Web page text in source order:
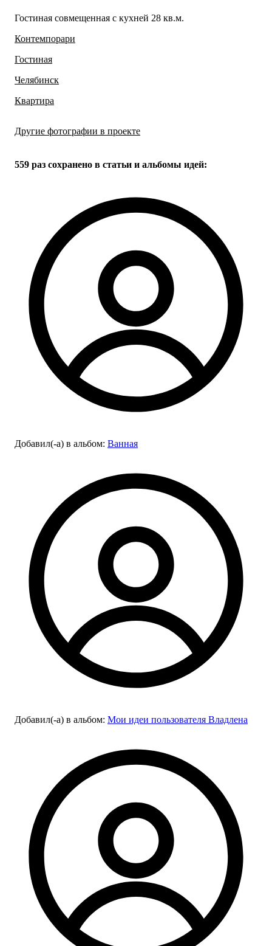
Гостиная совмещенная с кухней 28 кв.м.
Контемпорари
Гостиная
Челябинск
Квартира
Другие фотографии в проекте
559 раз сохранено в статьи и альбомы идей:
Добавил(-а) в альбом: Ванная
Добавил(-а) в альбом: Мои идеи пользователя Владлена